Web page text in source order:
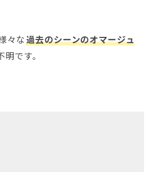
々な過去のシーンのオマージュ
です。